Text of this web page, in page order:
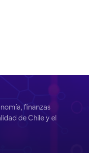
finanzas
de Chile y el